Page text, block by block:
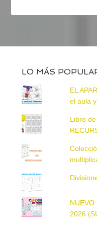
LO MÁS
EL
el aula
Libro
NUEVO
2026